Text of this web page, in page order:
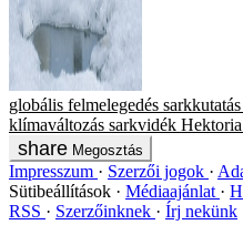
globális felmelegedés sarkkutatás
klímaváltozás sarkvidék Hektoria
Megosztás
Impresszum Szerzői jogok
Sütibeállítások
Médiaajánlat
RSS
Szerzőinknek Írj nekünk